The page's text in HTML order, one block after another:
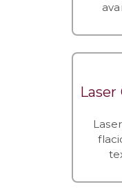
Laser